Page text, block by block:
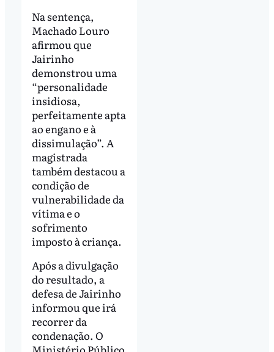
Na sentença,
Machado Louro
afirmou que
Jairinho
demonstrou uma
“personalidade
insidiosa,
perfeitamente apta
ao engano e à
dissimulação”. A
magistrada
também destacou a
condição de
vulnerabilidade da
vítima e o
sofrimento
imposto à criança.
Após a divulgação
do resultado, a
defesa de Jairinho
informou que irá
recorrer da
condenação. O